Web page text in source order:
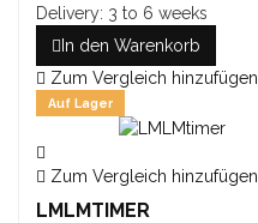
Delivery: 3 to 6 weeks
In den Warenkorb
Zum Vergleich hinzufügen
Auf Lager
Zum Vergleich hinzufügen
LMLMTIMER